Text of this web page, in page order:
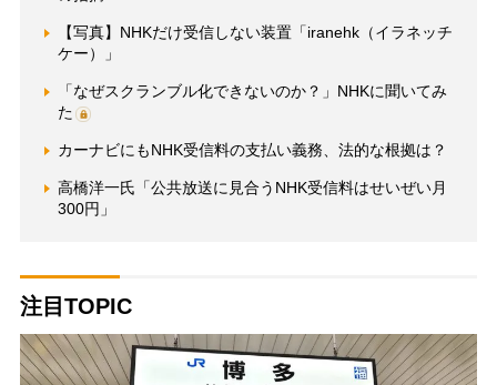
【写真】NHKだけ受信しない装置「iranehk（イラネッチ
ケー）」
「なぜスクランブル化できないのか？」NHKに聞いてみ
た
カーナビにもNHK受信料の支払い義務、法的な根拠は？
高橋洋一氏「公共放送に見合うNHK受信料はせいぜい月
300円」
注目TOPIC